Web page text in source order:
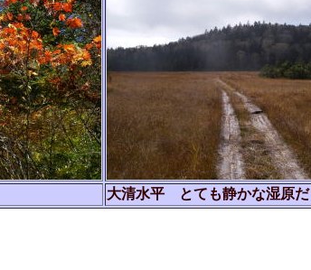
大清水平 とても静かな湿原だ